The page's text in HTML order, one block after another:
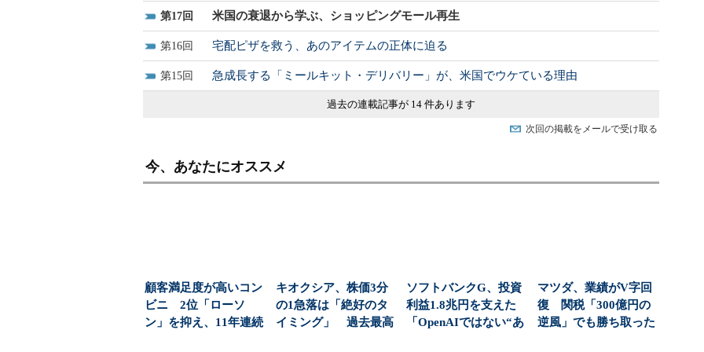
次回の掲載をメールで受け取る
17 米国の衰退から学ぶ、ショッピングモール再生
16 宅配ピザを救う、あのアイテムの正体に迫る
15 急成長する「ミールキット・デリバリー」が、米国でウケている理由
過去の連載記事が 14 件あります
今、あなたにオススメ
顧客満足度が高いコン
ビニ 2位「ローソ
ン」を抑え、11年連続
キオクシア、株価3分
の1急落は「絶好のタ
イミング」 過去最高
ソフトバンクG、投資
利益1.8兆円を支えた
「OpenAIではない“あ
マツダ、業績がV字回
復 関税「300億円の
逆風」でも勝ち取った